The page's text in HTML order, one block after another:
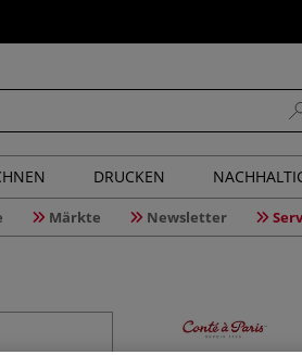
DRUCKEN
Märkte Newsletter